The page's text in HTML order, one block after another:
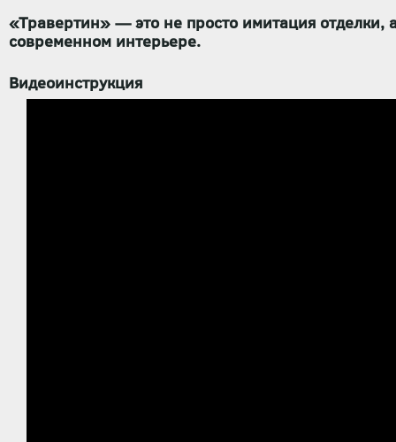
«Травертин» — это не просто имитация отделки,
современном интерьере.
Видеоинструкция